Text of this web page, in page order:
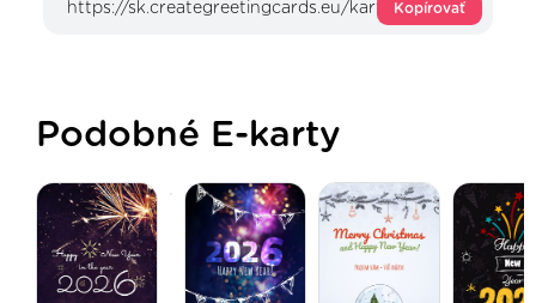
Kopírovať
Podobné E-karty